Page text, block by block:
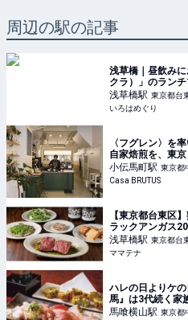
周辺の駅の記事
浅草橋｜昼飲み
クラ）」のラン
いろはめぐり
浅草橋駅 東京都台
いろはめぐり
〈フグレン〉を
自家焙煎を、東京
小伝馬町駅 東京都
Casa BRUTUS
【東京都台東区
ラックアンガス
のフルコースを
浅草橋駅 東京都台
ママテナ
ハレの日よりケ
馬』は3代続く家
酒屋
馬喰横山駅 東京都